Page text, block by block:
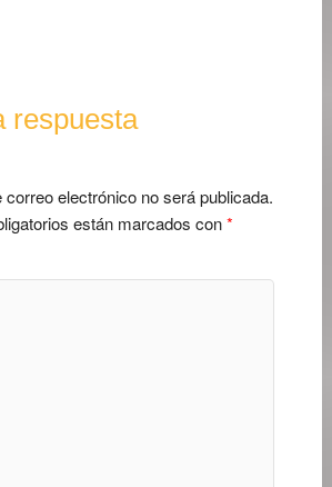
respuesta
correo electrónico no será publicada.
están marcados con*